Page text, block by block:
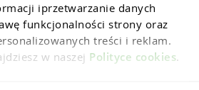
iprzetwarzanie danych
funkcjonalności strony oraz
treści i reklam.
w naszej Polityce cookies.